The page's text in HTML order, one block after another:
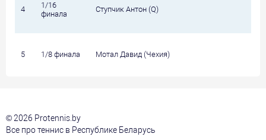
4
1/16
финала
Ступчик Антон (Q)
5 1/8 финала Мотал Давид (Чехия)
© 2026 Protennis.by
Все про теннис в Республике Беларусь